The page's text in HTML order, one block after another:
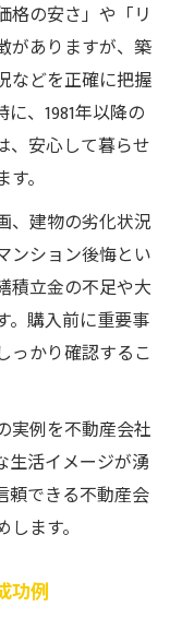
格の安さ」や「リ
がありますが、築
などを正確に把握
、1981年以降の
、安心して暮らせ
。
、建物の劣化状況
ンション後悔とい
積立金の不足や大
。購入前に重要事
っかり確認するこ
実例を不動産会社
生活イメージが湧
頼できる不動産会
ます。
功例